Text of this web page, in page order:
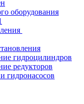
оборудования
гидроцилиндров
редукторов
гидронасосов